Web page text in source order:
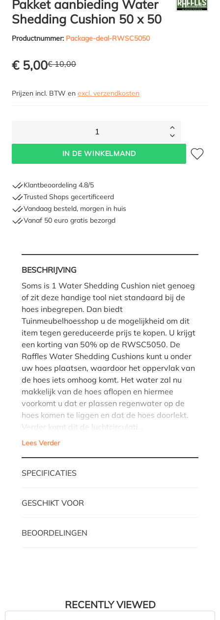
Pakket aanbieding Water
Shedding Cushion 50 x 50
Productnummer: Package-deal-RWSC5050
€ 5,00€ 10,00
Prijzen incl. BTW en excl. verzendkosten
1
IN DE WINKELMAND
Klantbeoordeling 4.8/5
Trusted Shops gecertificeerd
Vandaag besteld, morgen in huis
Vanaf 50 euro gratis bezorgd
BESCHRIJVING
Soms is 1 Water Shedding Cushion niet genoeg
of zit deze handige tool niet standaard bij de
hoes inbegrepen. Dan biedt
Tuinmeubelhoesshop u de mogelijkheid om dit
item tegen gereduceerde prijs te kopen. U krijgt
een korting van 50% op de RWSC5050. De
Raffles Water Shedding Cushions kunt u onder
uw hoes plaatsen, waardoor het oppervlak van
de hoes iets omhoog komt. Het water zal nu
makkelijk van de hoes aflopen en hiermee
voorkomt u dat er plassen regenwater op de
hoes komen te liggen en dat de hoes doorlekt.
Verder komt dit de luchtcirculati…
Lees Verder
SPECIFICATIES
GESCHIKT VOOR
BEOORDELINGEN
RECENTLY VIEWED